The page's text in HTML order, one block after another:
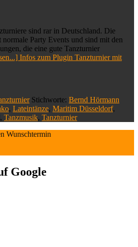
sind rar in Deutschland. Die
normale Party Events und sind mit den
die eine gute Tanzturnier
Infos zum Plugin Tanzturnier mit
Stichworte: Bernd Hörmann
, Lateintänze, Maritim Düsseldorf,
, Tanzmusik, Tanzturnier
Wunschtermin
Google